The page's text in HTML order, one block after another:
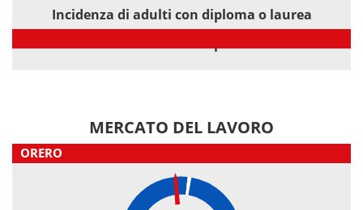
Incidenza di adulti con diploma o laurea
MERCATO DEL LAVORO
ORERO